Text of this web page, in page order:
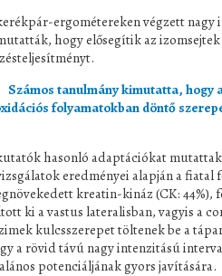
ergométereken végzett
hogy elősegítik az
Számos tanulmány kimutatta, hogy
folyamatokban döntő
hasonló adaptációkat
eredményei alapján a
kreatin-kináz (CK: 44%),
ki a vastus lateralisban, vagyis a
kulcsszerepet töltenek be a
a rövid távú nagy intenzitású
potenciáljának gyors javítására.